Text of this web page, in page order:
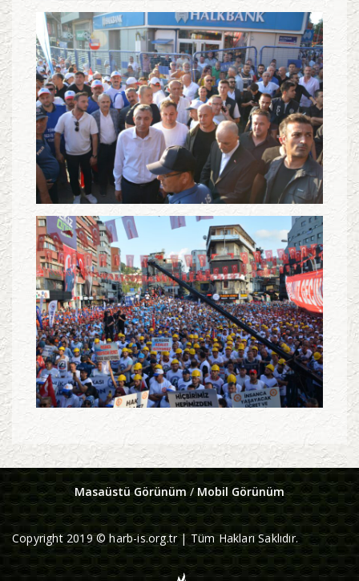
Masaüstü Görünüm/ Mobil Görünüm
Copyright 2019 © harb-is.org.tr | Tüm Hakları Saklıdır.